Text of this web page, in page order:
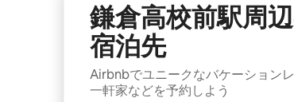
鎌倉高校前駅⁠周⁠
宿⁠泊⁠先
Airbnbでユニークなバ⁠ケ⁠ー⁠シ⁠ョ⁠ン
一⁠軒⁠家な⁠ど⁠を予⁠約⁠し⁠よ⁠う